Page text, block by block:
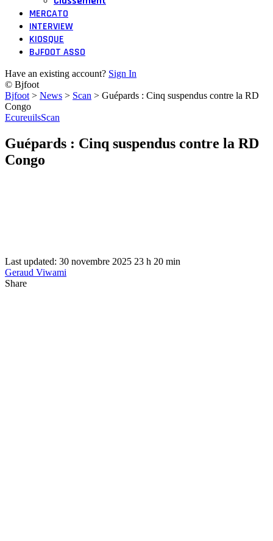
MERCATO
INTERVIEW
KIOSQUE
BJFOOT ASSO
Have an existing account? Sign In
© Bjfoot
Bjfoot > News > Scan > Guépards : Cinq suspendus contre la RD
Congo
EcureuilsScan
Guépards : Cinq suspendus contre la RD
Congo
Last updated: 30 novembre 2025 23 h 20 min
Geraud Viwami
Share